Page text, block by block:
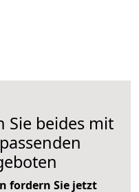
Sie beides mit
fordern Sie jetzt